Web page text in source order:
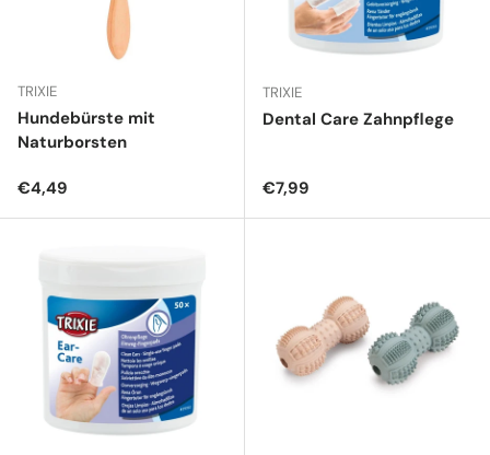
TRIXIE
Hundebürste mit
Naturborsten
Normaler Preis
€4,49
TRIXIE
Dental Care Zahnpflege
Normaler Preis
€7,99